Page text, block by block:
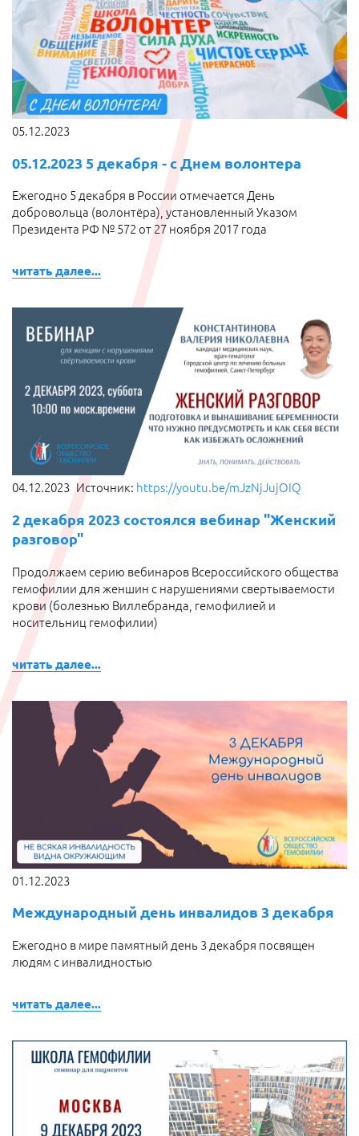
05.12.2023
05.12.2023 5 декабря - с Днем волонтера
Ежегодно 5 декабря в России отмечается День
добровольца (волонтёра), установленный Указом
Президента РФ № 572 от 27 ноября 2017 года
читать далее...
04.12.2023 Источник: https://youtu.be/mJzNjJujOIQ
2 декабря 2023 состоялся вебинар "Женский
разговор"
Продолжаем серию вебинаров Всероссийского общества
гемофилии для женшин с нарушениями свертываемости
крови (болезнью Виллебранда, гемофилией и
носительниц гемофилии)
читать далее...
01.12.2023
Международный день инвалидов 3 декабря
Ежегодно в мире памятный день 3 декабря посвящен
людям с инвалидностью
читать далее...